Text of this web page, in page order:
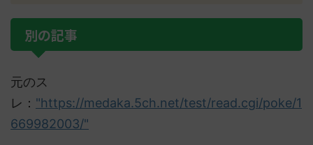
別の記事
元のス
レ： "https://medaka.5ch.net/test/read.cgi/poke/1
669982003/"